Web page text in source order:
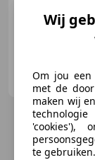
NL-8171 MD
Wij
Om jou een
met de
maken wij
'cookies'),
te gebruiken.